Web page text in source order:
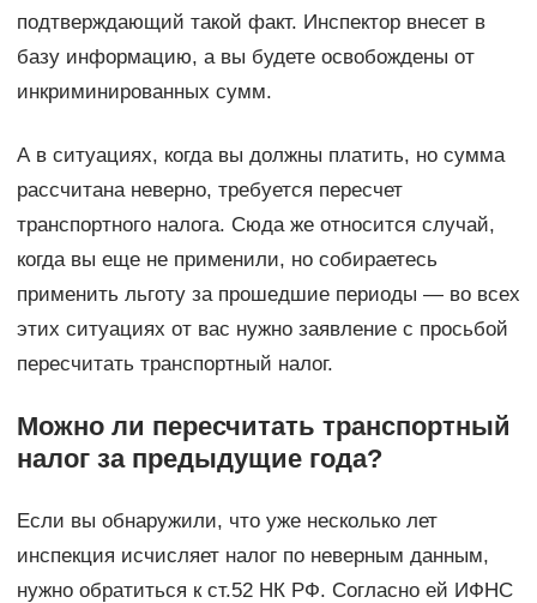
подтверждающий такой факт. Инспектор внесет в
базу информацию, а вы будете освобождены от
инкриминированных сумм.
А в ситуациях, когда вы должны платить, но сумма
рассчитана неверно, требуется пересчет
транспортного налога. Сюда же относится случай,
когда вы еще не применили, но собираетесь
применить льготу за прошедшие периоды — во всех
этих ситуациях от вас нужно заявление с просьбой
пересчитать транспортный налог.
Можно ли пересчитать транспортный
налог за предыдущие года?
Если вы обнаружили, что уже несколько лет
инспекция исчисляет налог по неверным данным,
нужно обратиться к ст.52 НК РФ. Согласно ей ИФНС